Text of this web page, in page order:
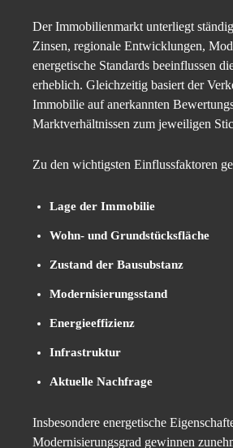
Der Immobilienmarkt unterliegt
Zinsen, regionale Entwicklungen,
energetische Standards beeinflussen
erheblich. Gleichzeitig basiert der
Immobilie auf anerkannten
Marktverhältnissen zum jeweiligen
Zu den wichtigsten Einflussfaktoren
Lage der Immobilie
Wohn- und Grundstücksfläche
Zustand der Bausubstanz
Modernisierungsstand
Energieeffizienz
Infrastruktur
Aktuelle Nachfrage
Insbesondere energetische
Modernisierungsgrad gewinnen